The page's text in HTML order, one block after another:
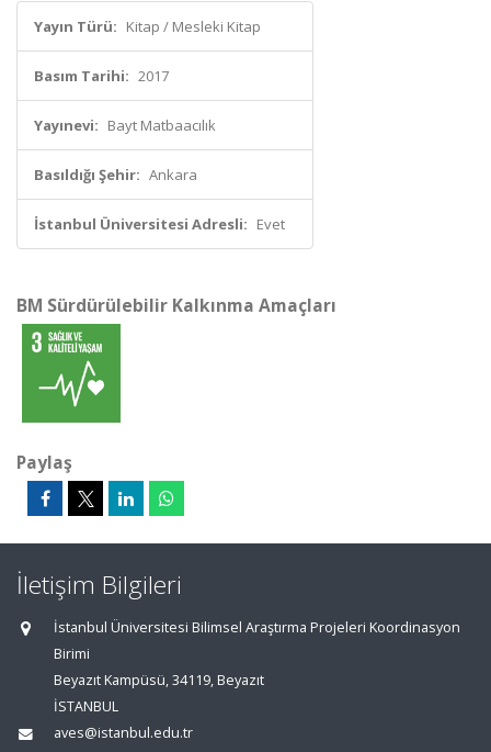
Yayın Türü: Kitap / Mesleki Kitap
Basım Tarihi: 2017
Yayınevi: Bayt Matbaacılık
Basıldığı Şehir: Ankara
İstanbul Üniversitesi Adresli: Evet
BM Sürdürülebilir Kalkınma Amaçları
Paylaş
İletişim Bilgileri
İstanbul Üniversitesi Bilimsel Araştırma Projeleri Koordinasyon
Birimi
Beyazıt Kampüsü, 34119, Beyazıt
İSTANBUL
aves@istanbul.edu.tr